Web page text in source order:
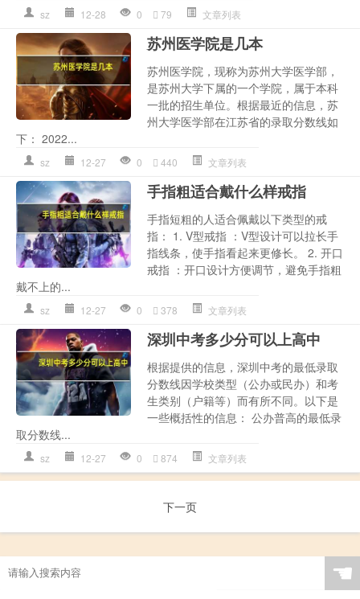
sz 12-28 0 79 文章列表
苏州医学院是几本
苏州医学院，现称为苏州大学医学部，
是苏州大学下属的一个学院，属于本科
一批的招生单位。根据最近的信息，苏
州大学医学部在江苏省的录取分数线如
下： 2022...
sz 12-27 0 440 文章列表
手指粗适合戴什么样戒指
手指短粗的人适合佩戴以下类型的戒
指： 1. V型戒指 ：V型设计可以拉长手
指线条，使手指看起来更修长。 2. 开口
戒指 ：开口设计方便调节，避免手指粗
戴不上的...
sz 12-27 0 378 文章列表
深圳中考多少分可以上高中
根据提供的信息，深圳中考的最低录取
分数线因学校类型（公办或民办）和考
生类别（户籍等）而有所不同。以下是
一些概括性的信息： 公办普高的最低录
取分数线...
sz 12-27 0 874 文章列表
下一页
☚